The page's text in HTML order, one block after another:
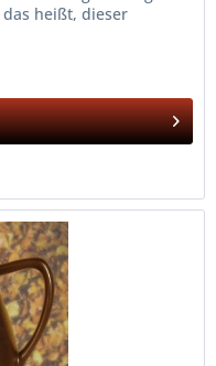
heißt, dieser